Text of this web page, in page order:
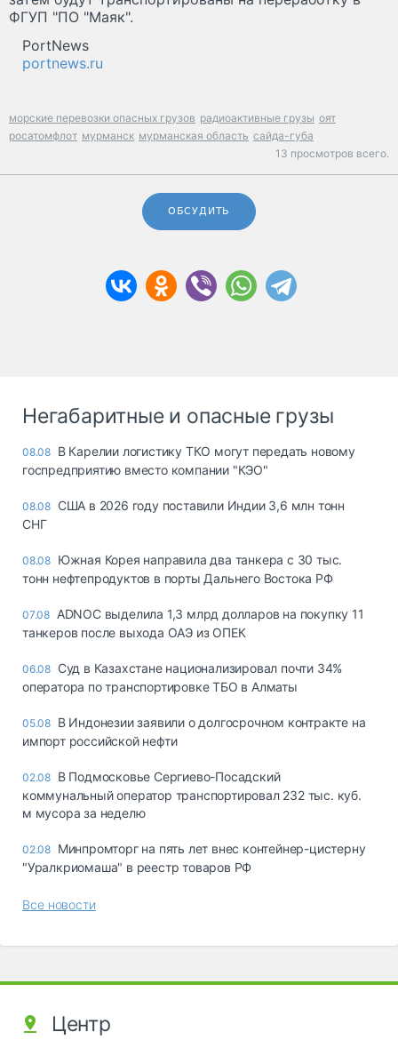
ФГУП "ПО "Маяк".
PortNews
portnews.ru
морские перевозки опасных грузов радиоактивные грузы оят
росатомфлот мурманск мурманская область сайда-губа
13 просмотров всего.
ОБСУДИТЬ
Негабаритные и опасные грузы
08.08 В Карелии логистику ТКО могут передать новому
госпредприятию вместо компании "КЭО"
08.08 США в 2026 году поставили Индии 3,6 млн тонн
СНГ
08.08 Южная Корея направила два танкера с 30 тыс.
тонн нефтепродуктов в порты Дальнего Востока РФ
07.08 ADNOC выделила 1,3 млрд долларов на покупку 11
танкеров после выхода ОАЭ из ОПЕК
06.08 Суд в Казахстане национализировал почти 34%
оператора по транспортировке ТБО в Алматы
05.08 В Индонезии заявили о долгосрочном контракте на
импорт российской нефти
02.08 В Подмосковье Сергиево-Посадский
коммунальный оператор транспортировал 232 тыс. куб.
м мусора за неделю
02.08 Минпромторг на пять лет внес контейнер-цистерну
"Уралкриомаша" в реестр товаров РФ
Все новости
Центр